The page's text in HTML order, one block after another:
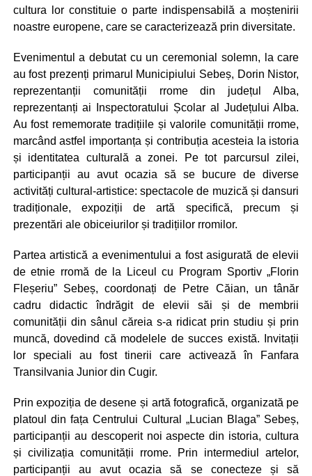
cultura lor constituie o parte indispensabilă a moștenirii
noastre europene, care se caracterizează prin diversitate.
Evenimentul a debutat cu un ceremonial solemn, la care
au fost prezenți primarul Municipiului Sebeș, Dorin Nistor,
reprezentanții comunității rrome din județul Alba,
reprezentanți ai Inspectoratului Școlar al Județului Alba.
Au fost rememorate tradițiile și valorile comunității rrome,
marcând astfel importanța și contribuția acesteia la istoria
și identitatea culturală a zonei. Pe tot parcursul zilei,
participanții au avut ocazia să se bucure de diverse
activități cultural-artistice: spectacole de muzică și dansuri
tradiționale, expoziții de artă specifică, precum și
prezentări ale obiceiurilor și tradițiilor rromilor.
Partea artistică a evenimentului a fost asigurată de elevii
de etnie rromă de la Liceul cu Program Sportiv „Florin
Fleșeriu” Sebeș, coordonați de Petre Căian, un tânăr
cadru didactic îndrăgit de elevii săi și de membrii
comunității din sânul căreia s-a ridicat prin studiu și prin
muncă, dovedind că modelele de succes există. Invitații
lor speciali au fost tinerii care activează în Fanfara
Transilvania Junior din Cugir.
Prin expoziția de desene și artă fotografică, organizată pe
platoul din fața Centrului Cultural „Lucian Blaga” Sebeș,
participanții au descoperit noi aspecte din istoria, cultura
și civilizația comunității rrome. Prin intermediul artelor,
participanții au avut ocazia să se conecteze și să